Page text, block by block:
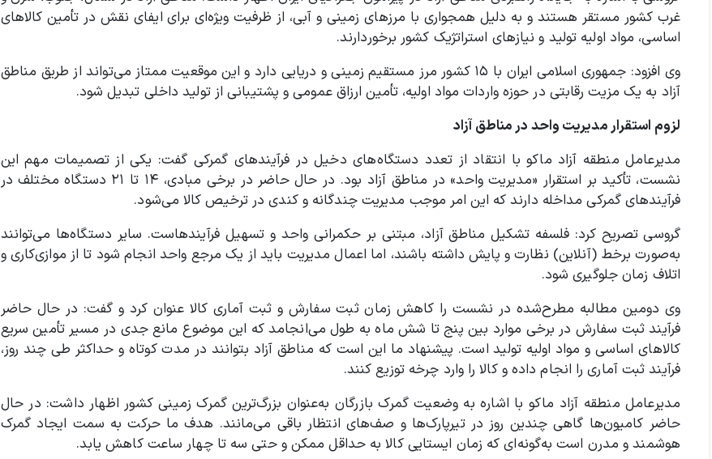
غرب کشور مستقر هستند و به دلیل همجواری با مرزهای زمینی و آبی، از ظرفیت ویژه‌ای برای ایفای نقش در تأمین کالاهای
اساسی، مواد اولیه تولید و نیازهای استراتژیک کشور برخوردارند.
وی افزود: جمهوری اسلامی ایران با ۱۵ کشور مرز مستقیم زمینی و دریایی دارد و این موقعیت ممتاز می‌تواند از طریق مناطق
آزاد به یک مزیت رقابتی در حوزه واردات مواد اولیه، تأمین ارزاق عمومی و پشتیبانی از تولید داخلی تبدیل شود.
لزوم استقرار مدیریت واحد در مناطق آزاد
مدیرعامل منطقه آزاد ماکو با انتقاد از تعدد دستگاه‌های دخیل در فرآیندهای گمرکی گفت: یکی از تصمیمات مهم این
نشست، تأکید بر استقرار «مدیریت واحد» در مناطق آزاد بود. در حال حاضر در برخی مبادی، ۱۴ تا ۲۱ دستگاه مختلف در
فرآیندهای گمرکی مداخله دارند که این امر موجب مدیریت چندگانه و کندی در ترخیص کالا می‌شود.
گروسی تصریح کرد: فلسفه تشکیل مناطق آزاد، مبتنی بر حکمرانی واحد و تسهیل فرآیندهاست. سایر دستگاه‌ها می‌توانند
به‌صورت برخط (آنلاین) نظارت و پایش داشته باشند، اما اعمال مدیریت باید از یک مرجع واحد انجام شود تا از موازی‌کاری و
اتلاف زمان جلوگیری شود.
وی دومین مطالبه مطرح‌شده در نشست را کاهش زمان ثبت سفارش و ثبت آماری کالا عنوان کرد و گفت: در حال حاضر
فرآیند ثبت سفارش در برخی موارد بین پنج تا شش ماه به طول می‌انجامد که این موضوع مانع جدی در مسیر تأمین سریع
کالاهای اساسی و مواد اولیه تولید است. پیشنهاد ما این است که مناطق آزاد بتوانند در مدت کوتاه و حداکثر طی چند روز،
فرآیند ثبت آماری را انجام داده و کالا را وارد چرخه توزیع کنند.
مدیرعامل منطقه آزاد ماکو با اشاره به وضعیت گمرک بازرگان به‌عنوان بزرگ‌ترین گمرک زمینی کشور اظهار داشت: در حال
حاضر کامیون‌ها گاهی چندین روز در تیرپارک‌ها و صف‌های انتظار باقی می‌مانند. هدف ما حرکت به سمت ایجاد گمرک
هوشمند و مدرن است به‌گونه‌ای که زمان ایستایی کالا به حداقل ممکن و حتی سه تا چهار ساعت کاهش یابد.